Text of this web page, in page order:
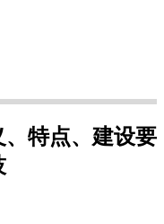
特点、建设要